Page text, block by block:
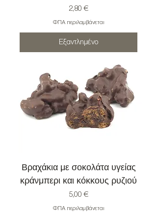
Τιμή
2,80 €
ΦΠΑ περιλαμβάνεται
Εξαντλημένο
Βραχάκια με σοκολάτα υγείας
κράνμπερι και κόκκους ρυζιού
Τιμή
5,00 €
ΦΠΑ περιλαμβάνεται